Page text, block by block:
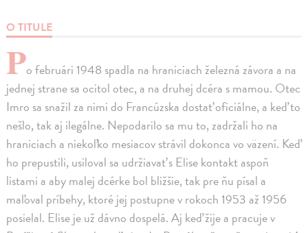
O TITULE
Po februári 1948 spadla na hraniciach železná závora a na
jednej strane sa ocitol otec, a na druhej dcéra s mamou. Otec
Imro sa snažil za nimi do Francúzska dostať oficiálne, a keď to
nešlo, tak aj ilegálne. Nepodarilo sa mu to, zadržali ho na
hraniciach a niekoľko mesiacov strávil dokonca vo väzení. Keď
ho prepustili, usiloval sa udržiavať s Elise kontakt aspoň
listami a aby malej dcérke bol bližšie, tak pre ňu písal a
maľoval príbehy, ktoré jej postupne v rokoch 1953 až 1956
posielal. Elise je už dávno dospelá. Aj keď žije a pracuje v